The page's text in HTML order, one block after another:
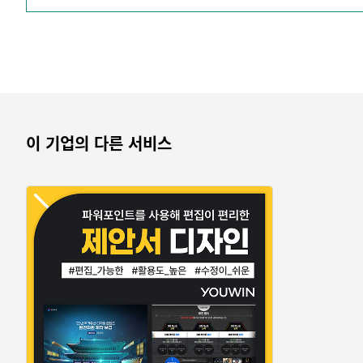
6년간 심사위원으로 위촉되어 활동하고 있습니다.
유윈디자인은 수많은 분야에서 다양한 고객사들과 협력하며 디
※서비스 항목
제안서, PPT 디자인, 사업 제안서 디자인, 프레젠테이션 디자인
사업 제안 및 입찰을 위해 꼭 필요한 제안서, 협력사에게 제안
각종 프레젠테이션 디자인을 제공합니다.
카탈로그, 브로슈어, 리플렛 등 온/오프라인 디자인 인쇄물 제작
크기와 형식에 구애받지 않고 디지털 팜플렛부터 판촉 인쇄물
포스터, 배너 디자인
온라인 홈페이지에 게재될 배너, 인쇄가 필요한 포스터 등 여
이 기업의 다른 서비스